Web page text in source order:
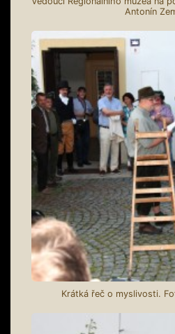
Antonín
Krátká řeč o myslivosti.